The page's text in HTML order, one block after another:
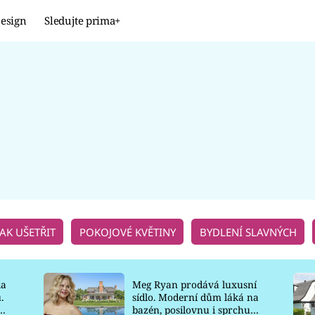
Sledujte prima+
UŠETŘIT POKOJOVÉ KVĚTINY BYDLENÍ SLAVNÝCH
Meg Ryan prodává luxusní
sídlo. Moderní dům láká na
bazén, posilovnu i sprchu